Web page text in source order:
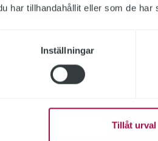
har tillhandahållit eller som de
Inställningar
Tillåt urval
kring Kontrollplattformen
beslut. Publikt söker
ska vara saklig och korrekt.
ST, och utformas enligt